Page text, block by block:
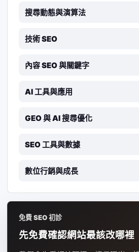
搜尋動態與演算法
技術 SEO
內容 SEO 與關鍵字
AI 工具與應用
GEO 與 AI 搜尋優化
SEO 工具與數據
數位行銷與成長
免費 SEO 初診
先免費確認網站最該改哪裡